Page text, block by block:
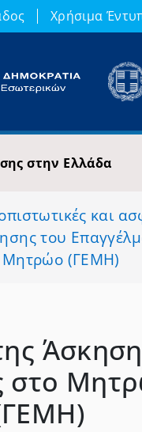
Χρήσιμα
στην Ελλάδα
και
του
Μητρώο (ΓΕΜΗ)
στο